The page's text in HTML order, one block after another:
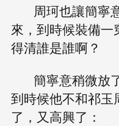
周珂也讓簡寧
來，到時候裝備
得清誰是誰啊？
簡寧意稍微放
到時候他不和祁
了，又高興了：